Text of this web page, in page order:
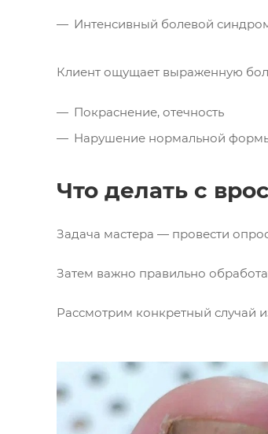
Интенсивный болевой
Клиент ощущает выраженную
Покраснение, отечность
Нарушение нормальной
Что делать с
Задача мастера — провести
Затем важно правильно
Рассмотрим конкретный случай